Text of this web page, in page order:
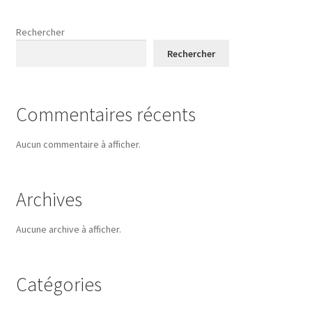
Rechercher
Rechercher
Commentaires récents
Aucun commentaire à afficher.
Archives
Aucune archive à afficher.
Catégories